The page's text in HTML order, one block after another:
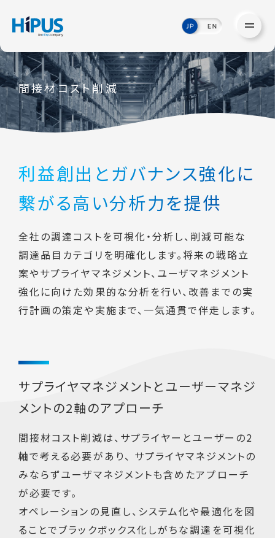
間接材コスト削減
利益創出とガバナンス強化に
繋がる高い分析力を提供
全社の調達コストを可視化・分析し、削減可能な
調達品目カテゴリを明確化します。将来の戦略立
案やサプライヤマネジメント、ユーザマネジメント
強化に向けた効果的な分析を行い、改善までの実
行計画の策定や実施まで、一気通貫で伴走します。
サプライヤマネジメントとユーザーマネジ
メントの2軸のアプローチ
間接材コスト削減は、サプライヤーとユーザーの2
軸で考える必要があり、 サプライヤマネジメントの
みならずユーザマネジメントも含めたアプローチ
が必要です。
オペレーションの見直し、システム化や最適化を図
ることでブラックボックス化しがちな調達を可視化